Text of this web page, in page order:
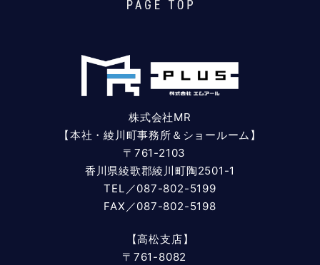
株式会社MR
【本社・綾川町事務所＆ショールーム】
〒761-2103
香川県綾歌郡綾川町陶2501-1
TEL／087-802-5199
FAX／087-802-5198
【高松支店】
〒761-8082